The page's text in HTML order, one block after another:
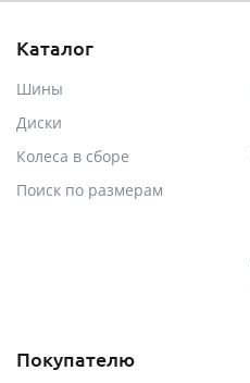
Каталог
Шины
Диски
Колеса в сборе
Поиск по размерам
Покупателю